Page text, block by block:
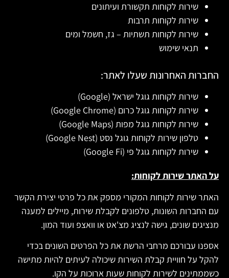
שירות לקוחות תקשורת ועיתונים
שירות לקוחות תרבות
שירות לקוחות תשתיות – גז, חשמל ומים
תנאי שימוש
החברות האחרונות שעלו לאתר:
שירות לקוחות גוגל ישראל (Google)
שירות לקוחות גוגל כרום (Google Chrome)
שירות לקוחות גוגל מפות (Google Maps)
טלפון שירות לקוחות גוגל נסט (Google Nest)
שירות לקוחות גוגל פי (Google Fi)
על האתר שירות לקוחות:
האתר שירות לקוחות המקורי מספק את כל פרטי יצירת הקשר
עם החברות השונות, טלפונים לקבלת שירות, מיילים למענה
מנציגים שונים, גישה לנציג מצ'אט או וואצפ ועוד המון.
אספנו עבורכם מרחבי הרשת את כל הפרטים השונים בכדי
להקל על חוויית קבלת השירות שיכולה לעיתים להיות מתישה
כשממתינים לשירות לקוחות שעות ארוכות על הקו.